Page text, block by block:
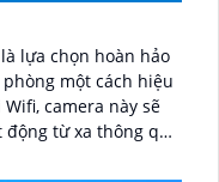
lựa chọn hoàn hảo
một cách hiệu
từ xa thông qua